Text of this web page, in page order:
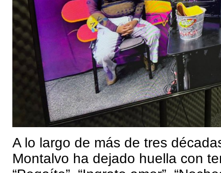
A lo largo de más de tres
Montalvo ha dejado huella con